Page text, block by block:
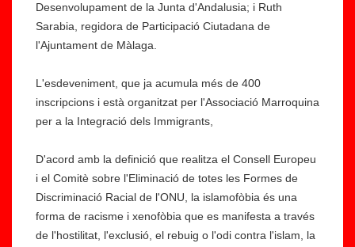
Desenvolupament de la Junta d'Andalusia; i Ruth
Sarabia, regidora de Participació Ciutadana de
l'Ajuntament de Màlaga.
L'esdeveniment, que ja acumula més de 400
inscripcions i està organitzat per l'Associació Marroquina
per a la Integració dels Immigrants,
D'acord amb la definició que realitza el Consell Europeu
i el Comitè sobre l'Eliminació de totes les Formes de
Discriminació Racial de l'ONU, la islamofòbia és una
forma de racisme i xenofòbia que es manifesta a través
de l'hostilitat, l'exclusió, el rebuig o l'odi contra l'islam, la